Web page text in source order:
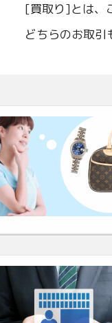
[買取り]とは、
どちらのお取引